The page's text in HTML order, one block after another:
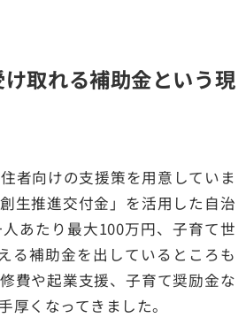
取れる補助金という現
者向けの支援策を用意していま
生推進交付金」を活用した自治
あたり最大100万円、子育て世
る補助金を出しているところも
費や起業支援、子育て奨励金な
厚くなってきました。